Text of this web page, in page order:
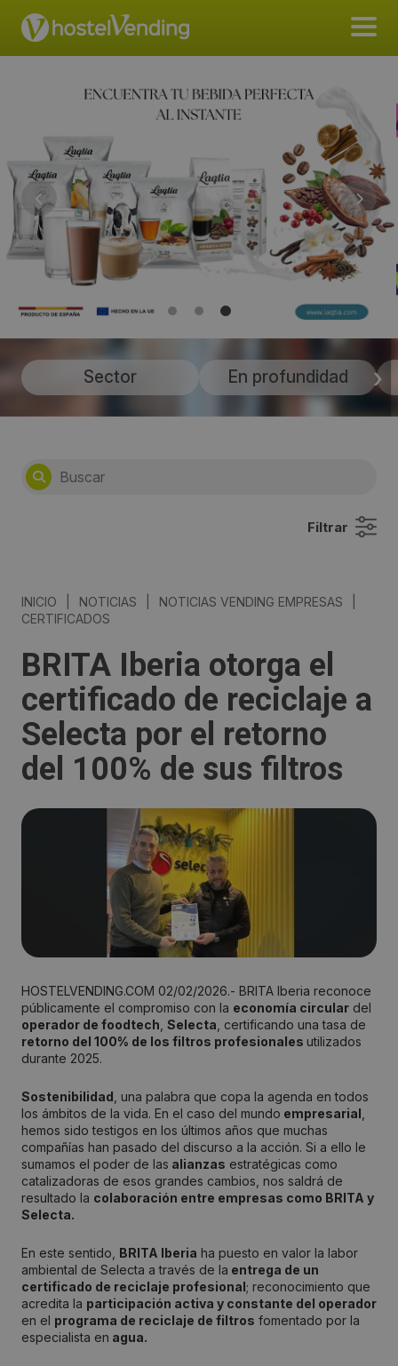
Sector En profundidad
Filtrar
INICIO NOTICIAS NOTICIAS VENDING EMPRESAS
CERTIFICADOS
BRITA Iberia otorga el
certificado de reciclaje a
Selecta por el retorno
del 100% de sus filtros
HOSTELVENDING.COM 02/02/2026.- BRITA Iberia reconoce
públicamente el compromiso con la economía circular del
operador de foodtech Selecta , certificando una tasa de
retorno del 100% de los filtros profesionales utilizados
durante 2025.
Sostenibilidad , una palabra que copa la agenda en todos
los ámbitos de la vida. En el caso del mundo empresarial
hemos sido testigos en los últimos años que muchas
compañías han pasado del discurso a la acción. Si a ello le
sumamos el poder de las alianzas estratégicas como
catalizadoras de esos grandes cambios, nos saldrá de
resultado la colaboración entre empresas como BRITA y
Selecta.
En este sentido, BRITA Iberia ha puesto en valor la labor
ambiental de Selecta a través de la entrega de un
certificado de reciclaje profesional; reconocimiento que
acredita la participación activa y constante del operador
en el programa de reciclaje de filtros fomentado por la
especialista en agua.